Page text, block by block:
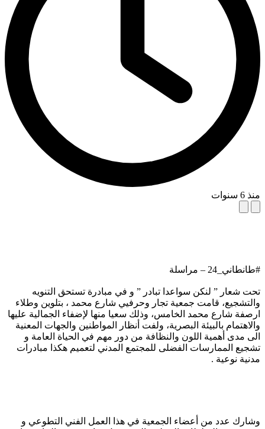
منذ 6 سنوات
#طانطاني_24 – مراسلة
تحت شعار ” لنكن سواعدا تبادر ” و في مبادرة تستحق التنويه
والتشجيع، قامت جمعية تجار وحرفيي شارع محمد ، بتلوين وطلاء
ارصفة شارع محمد الخامس، وذلك سعيا منها لإضفاء الجمالية عليها
والاهتمام بالبيئة البصرية، ولفت أنظار المواطنين والجهات المعنية
الى مدى أهمية اللون والنظافة من دور مهم في الحياة العامة و
تشجيع الممارسات الفضلى للمجتمع المدني لتعميم هكذا مبادرات
مدنية نوعية .
وشارك عدد من أعضاء الجمعية في هذا العمل الفني التطوعي و